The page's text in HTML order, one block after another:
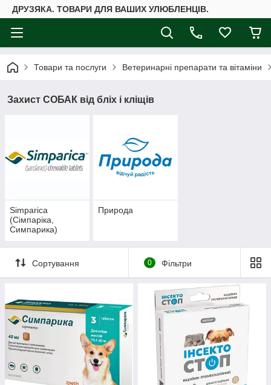
ДРУЗЯКА. ТОВАРИ ДЛЯ ВАШИХ УЛЮБЛЕНЦІВ.
Товари та послуги Ветеринарні препарати та вітаміни
Захист СОБАК від бліх і кліщів
Simparica
(Сімпаріка,
Симпарика)
Природа
Сортування 0 Фільтри